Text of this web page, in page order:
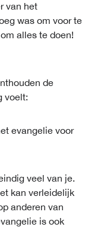
van het
was om voor te
alles te doen!
de
voelt:
evangelie voor
veel van je.
kan verleidelijk
anderen van
is ook